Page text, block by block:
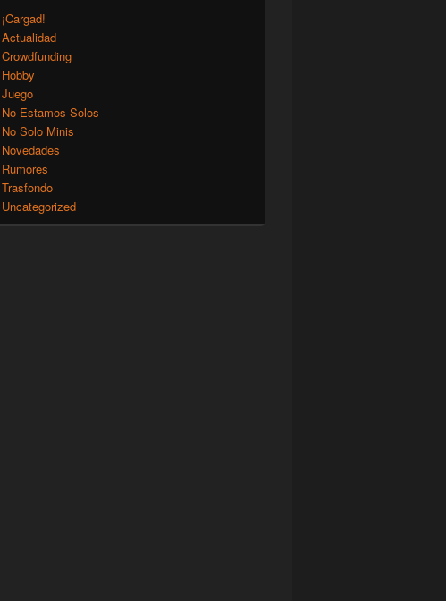
¡Cargad!
Actualidad
Crowdfunding
Hobby
Juego
No Estamos Solos
No Solo Minis
Novedades
Rumores
Trasfondo
Uncategorized